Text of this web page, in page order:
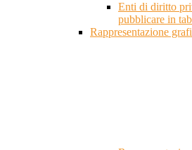
Enti di diritto
pubblicare in
Rappresentazione